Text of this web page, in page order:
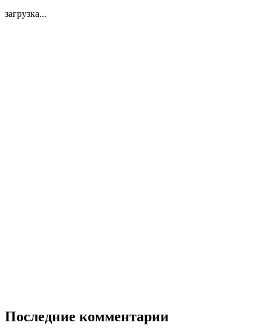
загрузка...
Последние комментарии